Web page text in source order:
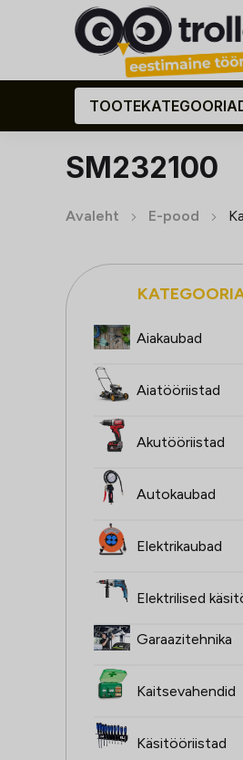
SM232100
Avaleht E-pood
Aiakaubad
Aiatööriistad
Akutööriistad
Autokaubad
Elektrikaubad
Elektrilised
Garaazitehnika
Kaitsevahendid
Käsitööriistad
35/